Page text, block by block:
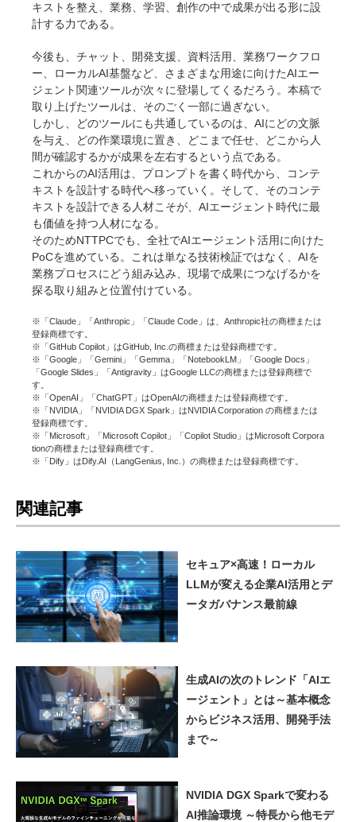
キストを整え、業務、学習、創作の中で成果が出る形に設
計する力である。
今後も、チャット、開発支援、資料活用、業務ワークフロ
ー、ローカルAI基盤など、さまざまな用途に向けたAIエー
ジェント関連ツールが次々に登場してくるだろう。本稿で
取り上げたツールは、そのごく一部に過ぎない。
しかし、どのツールにも共通しているのは、AIにどの文脈
を与え、どの作業環境に置き、どこまで任せ、どこから人
間が確認するかが成果を左右するという点である。
これからのAI活用は、プロンプトを書く時代から、コンテ
キストを設計する時代へ移っていく。そして、そのコンテ
キストを設計できる人材こそが、AIエージェント時代に最
も価値を持つ人材になる。
そのためNTTPCでも、全社でAIエージェント活用に向けた
PoCを進めている。これは単なる技術検証ではなく、AIを
業務プロセスにどう組み込み、現場で成果につなげるかを
探る取り組みと位置付けている。
※「Claude」「Anthropic」「Claude Code」は、Anthropic社の商標または
登録商標です。
※「GitHub Copilot」はGitHub, Inc.の商標または登録商標です。
※「Google」「Gemini」「Gemma」「NotebookLM」「Google Docs」
「Google Slides」「Antigravity」はGoogle LLCの商標または登録商標で
す。
※「OpenAI」「ChatGPT」はOpenAIの商標または登録商標です。
※「NVIDIA」「NVIDIA DGX Spark」はNVIDIA Corporation の商標または
登録商標です。
※「Microsoft」「Microsoft Copilot」「Copilot Studio」はMicrosoft Corpora
tionの商標または登録商標です。
※「Dify」はDify.AI（LangGenius, Inc.）の商標または登録商標です。
関連記事
セキュア×高速！ローカル
LLMが変える企業AI活用とデ
ータガバナンス最前線
生成AIの次のトレンド「AIエ
ージェント」とは～基本概念
からビジネス活用、開発手法
まで～
NVIDIA DGX Sparkで変わる
AI推論環境 ～特長から他モデ